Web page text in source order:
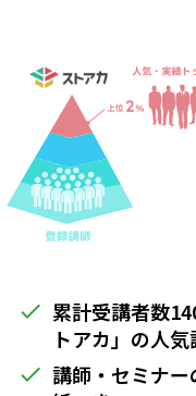
done 累計受講者数
トアカ」の人
done 講師・セミナ